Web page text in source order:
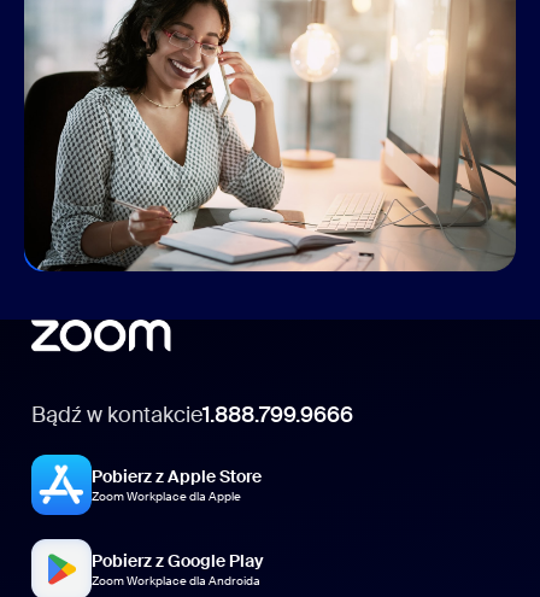
Łączymy pracowników w trybie
hybrydowym
Niezależnie od tego, czy wracasz do biura, pracujesz
w domu, czy łączysz oba te tryby pracy, Zoom oferuje
produkty i funkcje, których potrzebujesz, aby
kontaktować się, dzielić pomysłami i wspólnie osiągać
więcej z dowolnej lokalizacji.
Usprawnij komunikację
Bądź w kontakcie1.888.799.9666
Pobierz z Apple Store
Zoom Workplace dla Apple
Pobierz z Google Play
Zoom Workplace dla Androida